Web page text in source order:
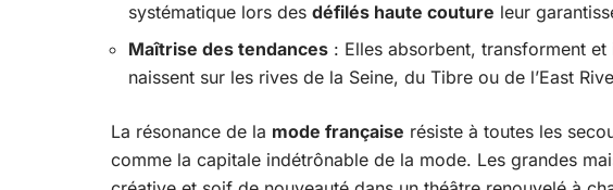
systématique lors des défilés haute couture leur
Maîtrise des tendances : Elles absorbent, transforment
naissent sur les rives de la Seine, du Tibre ou de l’East
La résonance de la mode française résiste à toutes les
comme la capitale indétrônable de la mode. Les grandes